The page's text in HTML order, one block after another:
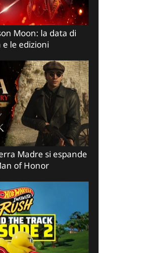
Moon: la data di
e le edizioni
Madre si espande
of Honor